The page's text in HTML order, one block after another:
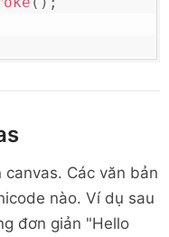
Các văn bản
nào. Ví dụ sau
đơn giản "Hello